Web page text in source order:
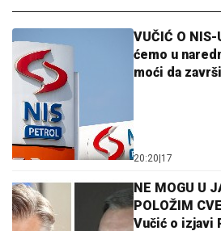
VUČIĆ O
ćemo u
moći da
20:20 17
NE MOGU U
POLOŽIM
Vučić o izjavi